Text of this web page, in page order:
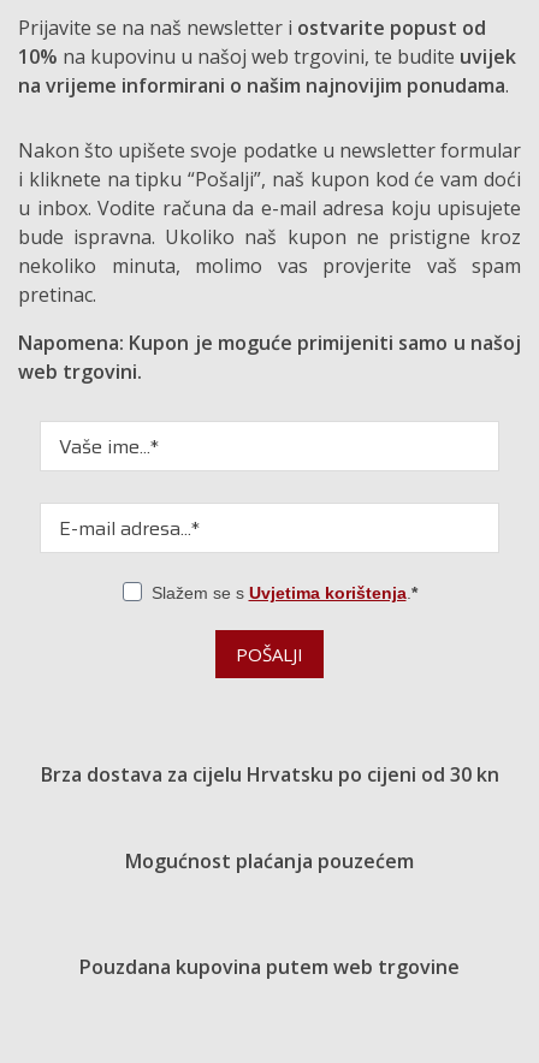
Prijavite se na naš newsletter i ostvarite popust od
10% na kupovinu u našoj web trgovini, te budite uvijek
na vrijeme informirani o našim najnovijim ponudama.
Nakon što upišete svoje podatke u newsletter formular
i kliknete na tipku “Pošalji”, naš kupon kod će vam doći
u inbox. Vodite računa da e-mail adresa koju upisujete
bude ispravna. Ukoliko naš kupon ne pristigne kroz
nekoliko minuta, molimo vas provjerite vaš spam
pretinac.
Napomena: Kupon je moguće primijeniti samo u našoj
web trgovini.
Slažem se s Uvjetima korištenja.
POŠALJI
Brza dostava za cijelu Hrvatsku po cijeni od 30 kn
Mogućnost plaćanja pouzećem
Pouzdana kupovina putem web trgovine